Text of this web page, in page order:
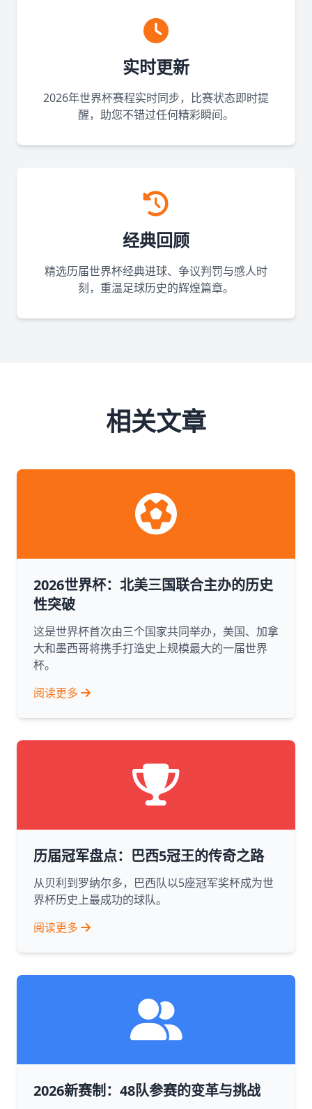
实时更新
2026年世界杯赛程实时同步，比赛状态即时提
醒，助您不错过任何精彩瞬间。
经典回顾
精选历届世界杯经典进球、争议判罚与感人时
刻，重温足球历史的辉煌篇章。
相关文章
2026世界杯：北美三国联合主办的历史
性突破
这是世界杯首次由三个国家共同举办，美国、加拿
大和墨西哥将携手打造史上规模最大的一届世界
杯。
阅读更多
历届冠军盘点：巴西5冠王的传奇之路
从贝利到罗纳尔多，巴西队以5座冠军奖杯成为世
界杯历史上最成功的球队。
阅读更多
2026新赛制：48队参赛的变革与挑战